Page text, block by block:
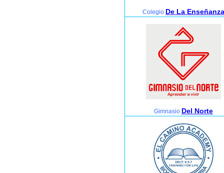
Colegio De La Enseñanza
Gimnasio Del Norte